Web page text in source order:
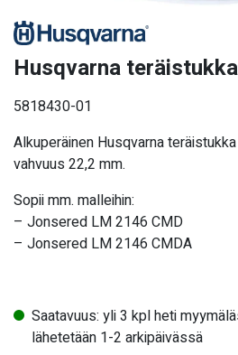
Husqvarna
5818430-01
Alkuperäinen Husqvarna
vahvuus 22,2 mm.
Sopii mm. malleihin:
– Jonsered LM 2146 CMD
– Jonsered LM 2146 CMDA
Saatavuus: yli 3 kpl heti
lähetetään 1-2 arkipäivässä